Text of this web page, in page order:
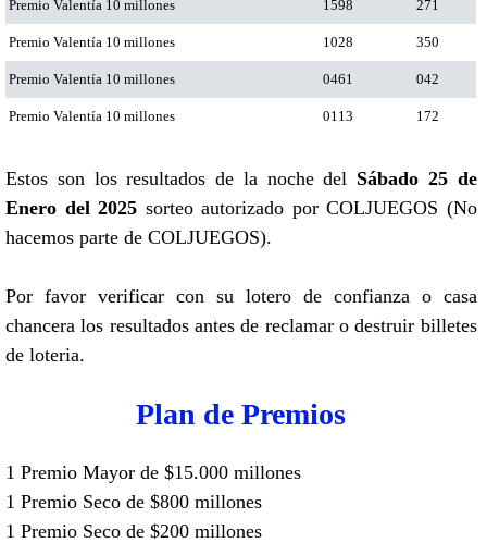
Premio Valentía 10 millones 1598 271
Premio Valentía 10 millones 1028 350
Premio Valentía 10 millones 0461 042
Premio Valentía 10 millones 0113 172
Estos son los resultados de la noche del Sábado 25 de
Enero del 2025 sorteo autorizado por COLJUEGOS (No
hacemos parte de COLJUEGOS).
Por favor verificar con su lotero de confianza o casa
chancera los resultados antes de reclamar o destruir billetes
de loteria.
Plan de Premios
1 Premio Mayor de $15.000 millones
1 Premio Seco de $800 millones
1 Premio Seco de $200 millones